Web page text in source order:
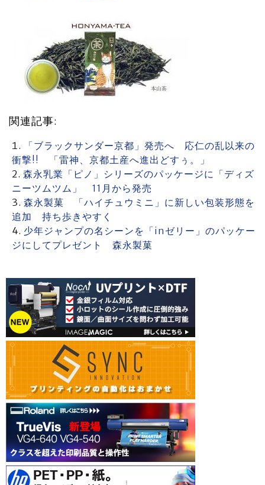
関連記事:
「ブラックサンダー京都」発売へ 応仁の乱以来の
衝撃!! 「雷神、京都土産へ進出どすぅ。」
森永乳業「ピノ」シリーズのパッケージに「ディズ
ニーツムツム」 11月から発売
森永製菓 「ハイチュウミニ」に新しい包装形態を
追加 持ち歩きやすく
少年ジャンプの名シーンを「inゼリー」のパッケー
ジにしてプレゼント 森永製菓